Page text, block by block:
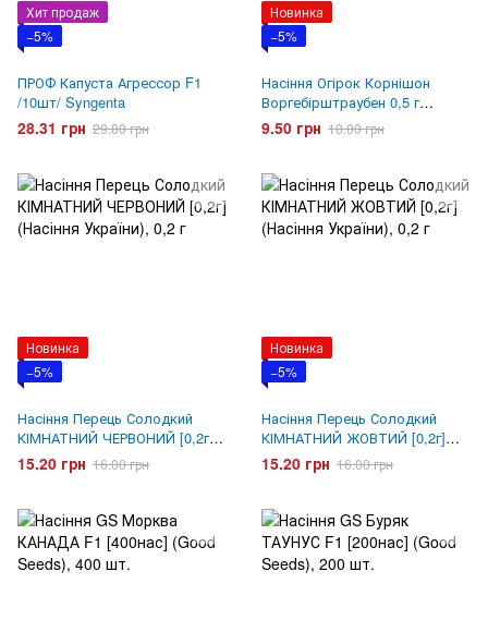
Хит продаж
−5%
ПРОФ Капуста Агрессор F1
/10шт/ Syngenta
28.31 грн 29.80 грн
Новинка
−5%
Насіння Огірок Корнішон
Воргебірштраубен 0,5 г
(Насіння України)
9.50 грн 10.00 грн
Новинка
−5%
Насіння Перець Солодкий
КІМНАТНИЙ ЧЕРВОНИЙ [0,2г]
(Насіння України)
15.20 грн 16.00 грн
Новинка
−5%
Насіння Перець Солодкий
КІМНАТНИЙ ЖОВТИЙ [0,2г]
(Насіння України)
15.20 грн 16.00 грн